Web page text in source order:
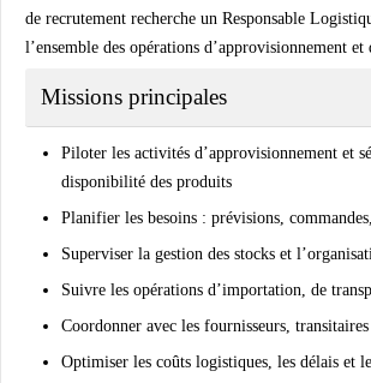
de recrutement recherche un Responsable
l’ensemble des opérations d’approvisionnement et
Missions principales
Piloter les activités d’approvisionnement et
disponibilité des produits
Planifier les besoins : prévisions,
Superviser la gestion des stocks et
Suivre les opérations d’importation, de
Coordonner avec les fournisseurs,
Optimiser les coûts logistiques, les délais et